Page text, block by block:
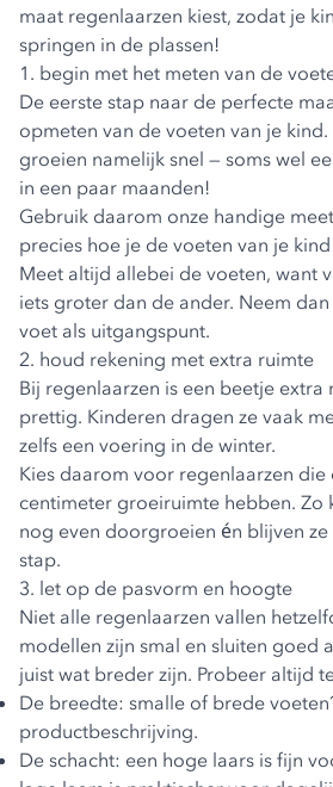
maat regenlaarzen kiest, zodat je
springen in de plassen!
1. begin met het meten van de
De eerste stap naar de perfecte
opmeten van de voeten van je
groeien namelijk snel — soms wel
in een paar maanden!
Gebruik daarom onze handige
precies hoe je de voeten van je
Meet altijd allebei de voeten, want
iets groter dan de ander. Neem
voet als uitgangspunt.
2. houd rekening met extra ruimte
Bij regenlaarzen is een beetje extra
prettig. Kinderen dragen ze vaak
zelfs een voering in de winter.
Kies daarom voor regenlaarzen die
centimeter groeiruimte hebben. Zo
nog even doorgroeien én blijven
stap.
3. let op de pasvorm en hoogte
Niet alle regenlaarzen vallen
modellen zijn smal en sluiten goed
juist wat breder zijn. Probeer altijd
De breedte: smalle of brede
productbeschrijving.
De schacht: een hoge laars is fijn